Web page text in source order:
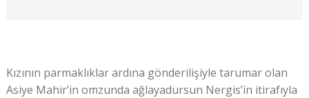
Kızının parmaklıklar ardına gönderilişiyle tarumar olan
Asiye Mahir’in omzunda ağlayadursun Nergis’in itirafıyla